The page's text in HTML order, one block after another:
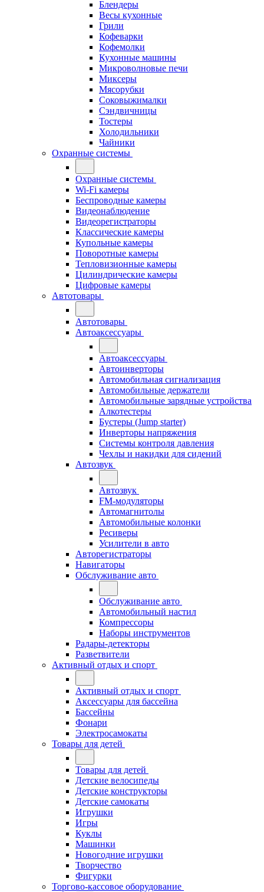
Блендеры
Весы кухонные
Грили
Кофеварки
Кофемолки
Кухонные машины
Микроволновые печи
Миксеры
Мясорубки
Соковыжималки
Сэндвичницы
Тостеры
Холодильники
Чайники
Охранные системы
Охранные системы
Wi-Fi камеры
Беспроводные камеры
Видеонаблюдение
Видеорегистраторы
Классические камеры
Купольные камеры
Поворотные камеры
Тепловизионные камеры
Цилиндрические камеры
Цифровые камеры
Автотовары
Автотовары
Автоаксессуары
Автоаксессуары
Автоинверторы
Автомобильная сигнализация
Автомобильные держатели
Автомобильные зарядные устройства
Алкотестеры
Бустеры (Jump starter)
Инверторы напряжения
Системы контроля давления
Чехлы и накидки для сидений
Автозвук
Автозвук
FM-модуляторы
Автомагнитолы
Автомобильные колонки
Ресиверы
Усилители в авто
Авторегистраторы
Навигаторы
Обслуживание авто
Обслуживание авто
Автомобильный настил
Компрессоры
Наборы инструментов
Радары-детекторы
Разветвители
Активный отдых и спорт
Активный отдых и спорт
Аксессуары для бассейна
Бассейны
Фонари
Электросамокаты
Товары для детей
Товары для детей
Детские велосипеды
Детские конструкторы
Детские самокаты
Игрушки
Игры
Куклы
Машинки
Новогодние игрушки
Творчество
Фигурки
Торгово-кассовое оборудование